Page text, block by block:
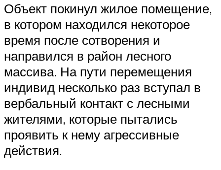
Объект покинул жилое помещение,
в котором находился некоторое
время после сотворения и
направился в район лесного
массива. На пути перемещения
индивид несколько раз вступал в
вербальный контакт с лесными
жителями, которые пытались
проявить к нему агрессивные
действия.